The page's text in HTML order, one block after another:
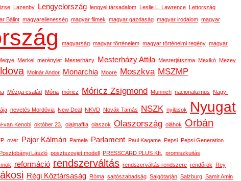
Lazenby Lengyelország lengyel társadalom Leslie L. Lawrence Lettország
Bálint magyarellenesség magyar filmek magyar gazdaság magyar irodalom magyar
magyarság magyar történelem magyar történelmi regény magyar
Merkel merénylet Mesterházy Mesterházy Attila Mesterjátszma Mexikó Mezey
Molnár Andor Monarchia Moore Moszkva MSZMP
Mézga család Mória móricz Móricz Zsigmond Münnich nacionalizmus Nagy-
nevetés Mordóvia New Deal NKVD Novák Tamás NSZK nyilasok Nyugat
van Kenobi október 23. olajmaffia olaszok Olaszország oláhok Orbán
over Pajor Kálmán Pamela Parlament Paul Kagame Pepsi Pepsi Generation
László posztszovjet modell PRESSCARD PLUS Kft.
promiszkuitás
reformáció rendszerváltás rendszerváltás rendszere rendőrök Rey
Régi Köztársaság Róma sajtószabadság Salgótarján Salzburg Samir Amin